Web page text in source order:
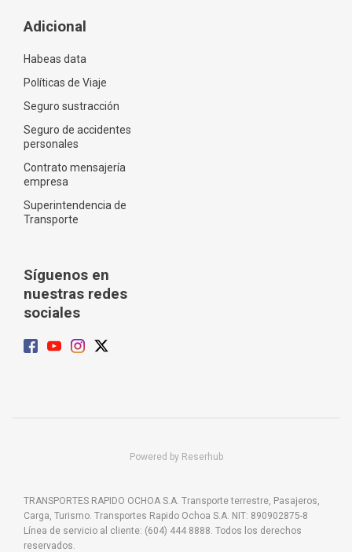
Adicional
Habeas data
Políticas de Viaje
Seguro sustracción
Seguro de accidentes
personales
Contrato mensajería
empresa
Superintendencia de
Transporte
Síguenos en
nuestras redes
sociales
Powered by Reserhub
TRANSPORTES RAPIDO OCHOA S.A. Transporte terrestre, Pasajeros,
Carga, Turismo. Transportes Rapido Ochoa S.A. NIT: 890902875-8
Línea de servicio al cliente: (604) 444 8888. Todos los derechos
reservados.